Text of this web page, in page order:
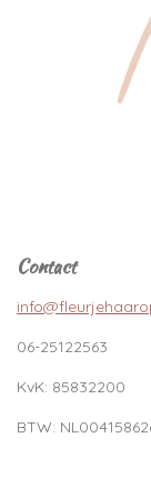
Contact
06-25122563
KvK: 85832200
BTW: